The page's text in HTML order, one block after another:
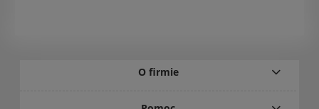
O firmie